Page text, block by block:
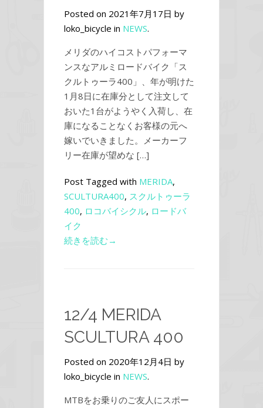
Posted on 2021年7月17日 by
loko_bicycle in NEWS.
メリダのハイコストパフォーマ
ンスなアルミロードバイク「ス
クルトゥーラ400」、年が明けた
1月8日に在庫分として注文して
おいた1台がようやく入荷し、在
庫になることなくお客様の元へ
嫁いでいきました。メーカーフ
リー在庫が望めな […]
Post Tagged with MERIDA,
SCULTURA400, スクルトゥーラ
400, ロコバイシクル, ロードバ
イク
続きを読む→
12/4 MERIDA
SCULTURA 400
Posted on 2020年12月4日 by
loko_bicycle in NEWS.
MTBをお乗りのご友人にスポー